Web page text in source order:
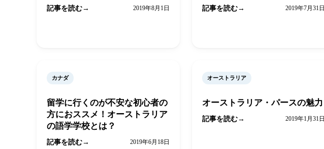
記事を読む 2019年8月1日 記事を読む 2019年7月31日
カナダ
留学に行くのが不安な初心者の
方におススメ！オーストラリア
の語学学校とは？
記事を読む 2019年6月18日
オーストラリア
オーストラリア・パースの魅力
記事を読む 2019年1月31日